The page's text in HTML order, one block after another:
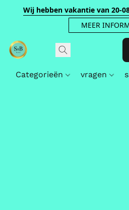
Wij hebben vakantie van 20-
MEER
Categorieën vragen